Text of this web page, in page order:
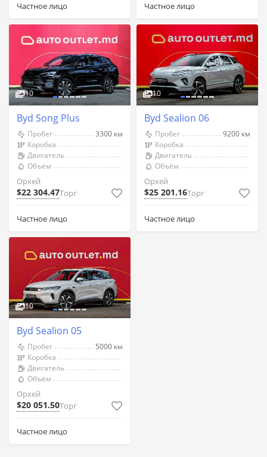
Частное лицо Частное лицо
10
Byd Song Plus
Пробег
3300 км
Коробка
Двигатель
Объём
Орхей
$22 304.47Торг
Частное лицо
10
Byd Sealion 06
Пробег
9200 км
Коробка
Двигатель
Объём
Орхей
$25 201.16Торг
Частное лицо
10
Byd Sealion 05
Пробег
5000 км
Коробка
Двигатель
Объём
Орхей
$20 051.50Торг
Частное лицо